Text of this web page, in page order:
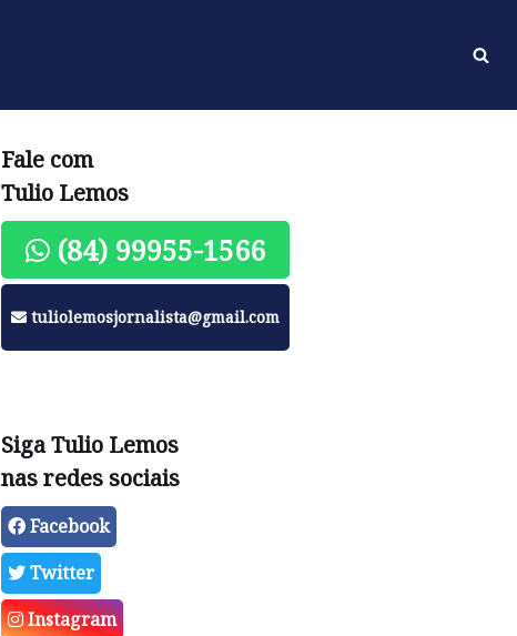
Fale com
Tulio Lemos
(84) 99955-1566
tuliolemosjornalista@gmail.com
Siga Tulio Lemos
nas redes sociais
Facebook
Twitter
Instagram